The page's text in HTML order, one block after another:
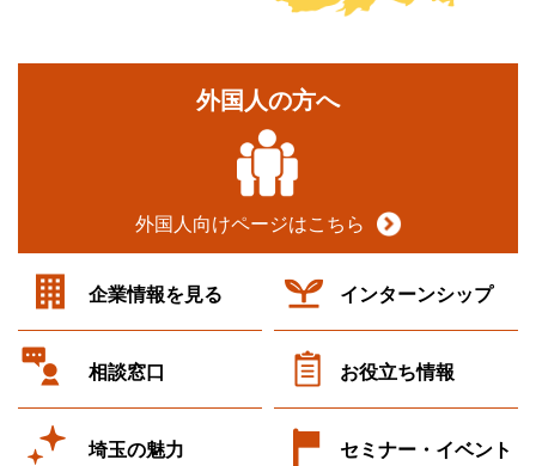
外国人の方へ
外国人向けページはこちら
企業情報を見る インターンシップ
相談窓口 お役立ち情報
埼玉の魅力 セミナー・イベント